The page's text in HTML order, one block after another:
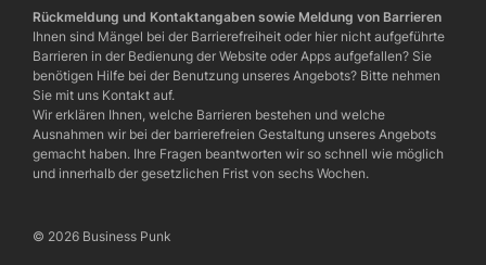
Rückmeldung und Kontaktangaben sowie Meldung von Barrieren
Ihnen sind Mängel bei der Barrierefreiheit oder hier nicht aufgeführte
Barrieren in der Bedienung der Website oder Apps aufgefallen? Sie
benötigen Hilfe bei der Benutzung unseres Angebots? Bitte nehmen
Sie mit uns Kontakt auf.
Wir erklären Ihnen, welche Barrieren bestehen und welche
Ausnahmen wir bei der barrierefreien Gestaltung unseres Angebots
gemacht haben. Ihre Fragen beantworten wir so schnell wie möglich
und innerhalb der gesetzlichen Frist von sechs Wochen.
© 2026 Business Punk